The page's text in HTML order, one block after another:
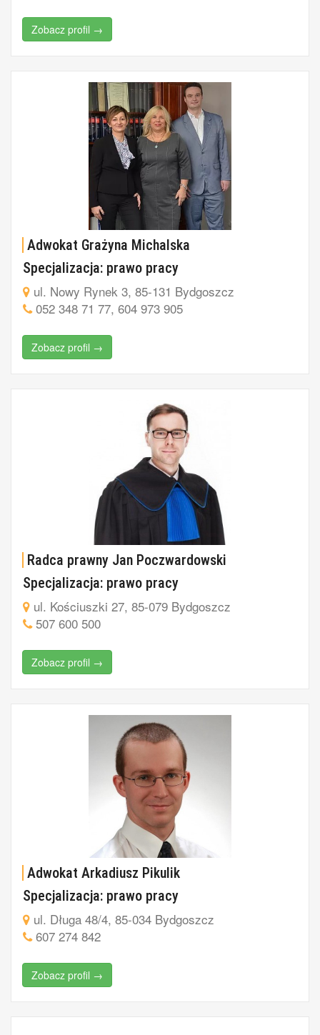
Zobacz profil →
Adwokat Grażyna Michalska
Specjalizacja: prawo pracy
ul. Nowy Rynek 3, 85-131 Bydgoszcz
052 348 71 77, 604 973 905
Zobacz profil →
Radca prawny Jan Poczwardowski
Specjalizacja: prawo pracy
ul. Kościuszki 27, 85-079 Bydgoszcz
507 600 500
Zobacz profil →
Adwokat Arkadiusz Pikulik
Specjalizacja: prawo pracy
ul. Długa 48/4, 85-034 Bydgoszcz
607 274 842
Zobacz profil →